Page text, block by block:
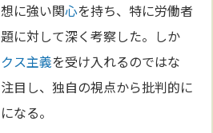
に強い関心を持ち、特に労働者
に対して深く考察した。しか
ス主義を受け入れるのではな
目し、独自の視点から批判的に
なる。